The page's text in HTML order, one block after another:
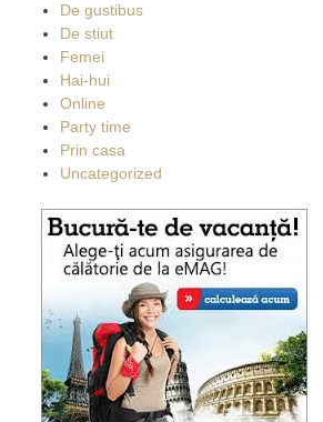
De gustibus
De stiut
Femei
Hai-hui
Online
Party time
Prin casa
Uncategorized